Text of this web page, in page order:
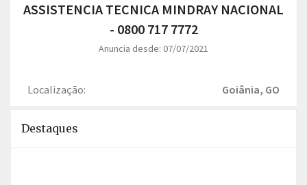
ASSISTENCIA TECNICA MINDRAY NACIONAL
- 0800 717 7772
Anuncia desde: 07/07/2021
Localização: Goiânia, GO
Destaques